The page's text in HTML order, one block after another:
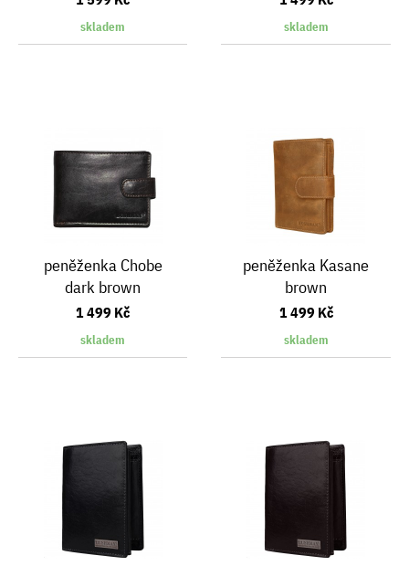
skladem skladem
peněženka Chobe
dark brown
1 499 Kč
skladem
peněženka Kasane
brown
1 499 Kč
skladem